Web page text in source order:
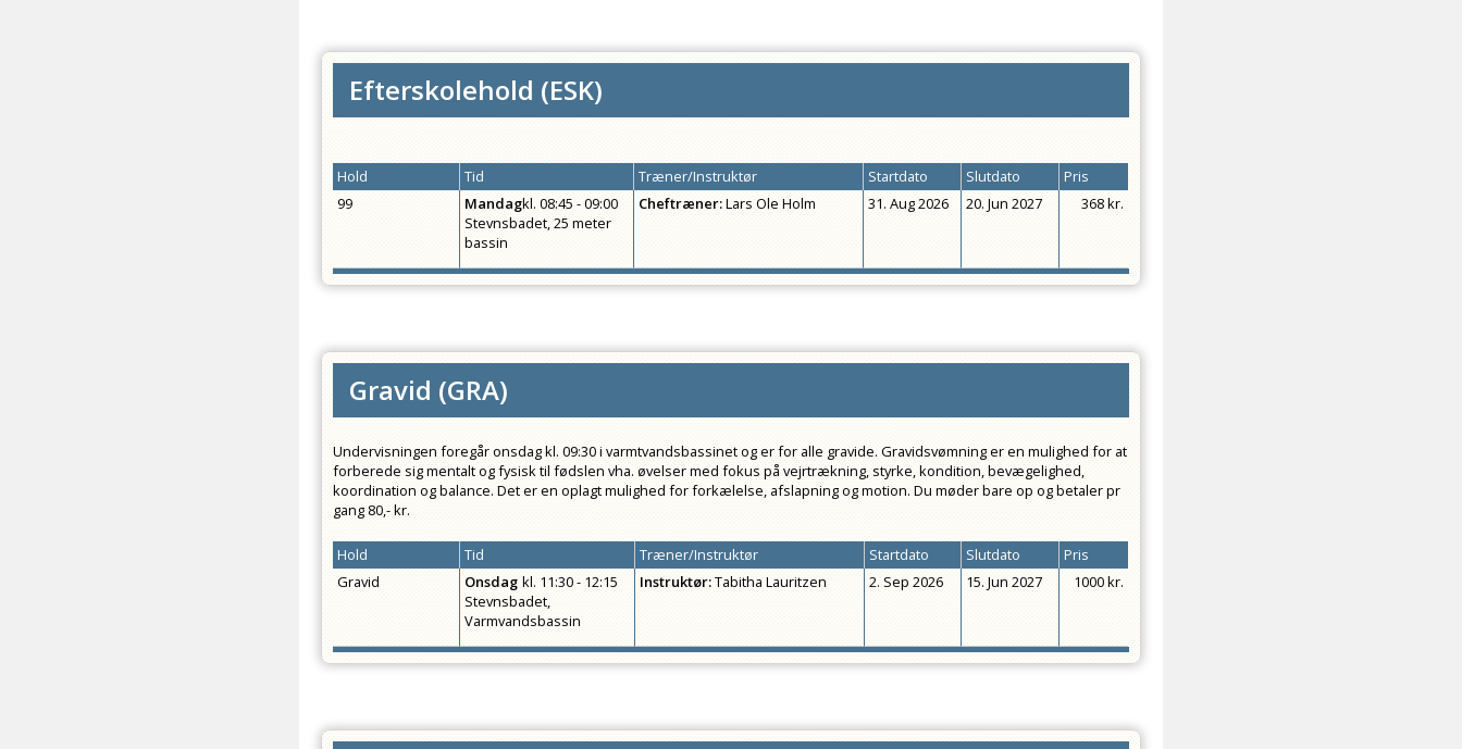
Efterskolehold (ESK)
Hold Tid Træner/Instruktør Startdato Slutdato
Pris
99
Mandagkl.08:45 - 09:00
Stevnsbadet, 25 meter
bassin
Cheftræner:Lars Ole Holm 31. Aug 2026 20. Jun 2027 368 kr.
Gravid (GRA)
Undervisningen foregår onsdag kl. 09:30 i varmtvandsbassinet og er for alle gravide. Gravidsvømning er en mulighed for at
forberede sig mentalt og fysisk til fødslen vha. øvelser med fokus på vejrtrækning, styrke, kondition, bevægelighed,
koordination og balance. Det er en oplagt mulighed for forkælelse, afslapning og motion. Du møder bare op og betaler pr
gang 80,- kr.
Hold Tid Træner/Instruktør Startdato Slutdato
Pris
Gravid
Onsdag kl. 11:30 - 12:15
Stevnsbadet,
Varmvandsbassin
Instruktør:Tabitha Lauritzen 2. Sep 2026 15. Jun 2027 1000 kr.